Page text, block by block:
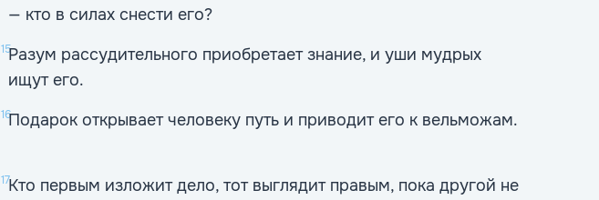
— кто в силах снести его?
15Разум рассудительного приобретает знание, и уши мудрых
ищут его.
16Подарок открывает человеку путь и приводит его к вельможам.
17Кто первым изложит дело, тот выглядит правым, пока другой не